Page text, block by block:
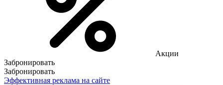
Акции
Забронировать
Забронировать
Эффективная реклама на сайте